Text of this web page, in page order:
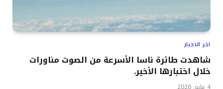
اخر الاخبار
شاهدت طائرة ناسا الأسرعة من الصوت مناورات
خلال اختبارها الأخير.